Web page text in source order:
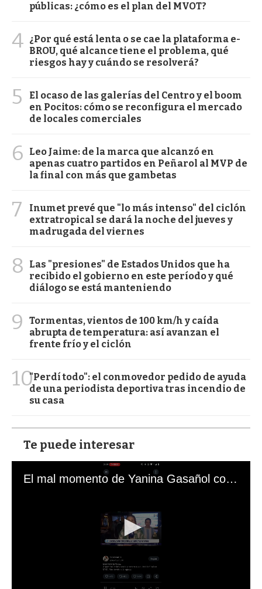
públicas: ¿cómo es el plan del MVOT?
4 ¿Por qué está lenta o se cae la plataforma e-
BROU, qué alcance tiene el problema, qué
riesgos hay y cuándo se resolverá?
5
El ocaso de las galerías del Centro y el boom
en Pocitos: cómo se reconfigura el mercado
de locales comerciales
6
Leo Jaime: de la marca que alcanzó en
apenas cuatro partidos en Peñarol al MVP de
la final con más que gambetas
7
Inumet prevé que "lo más intenso" del ciclón
extratropical se dará la noche del jueves y
madrugada del viernes
8
Las "presiones" de Estados Unidos que ha
recibido el gobierno en este período y qué
diálogo se está manteniendo
9
Tormentas, vientos de 100 km/h y caída
abrupta de temperatura: así avanzan el
frente frío y el ciclón
10"Perdí todo": el conmovedor pedido de ayuda
de una periodista deportiva tras incendio de
su casa
Te puede interesar
El mal momento de Yanina Gasañol con un hincha argentino en "Subrayado"